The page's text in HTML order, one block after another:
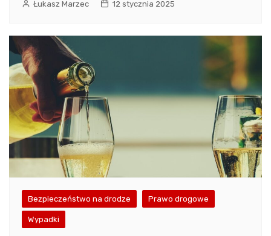
Łukasz Marzec 12 stycznia 2025
Bezpieczeństwo na drodze Prawo drogowe
Wypadki